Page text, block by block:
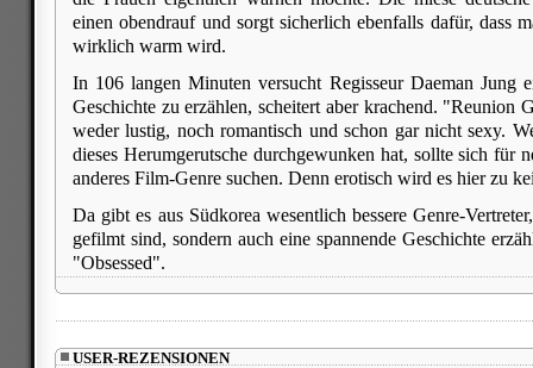
einen obendrauf und sorgt sicherlich ebenfalls dafür, dass
wirklich warm wird.
In 106 langen Minuten versucht Regisseur Daeman Jung
Geschichte zu erzählen, scheitert aber krachend. "Reunion
weder lustig, noch romantisch und schon gar nicht sexy.
dieses Herumgerutsche durchgewunken hat, sollte sich für
anderes Film-Genre suchen. Denn erotisch wird es hier zu
Da gibt es aus Südkorea wesentlich bessere Genre-
gefilmt sind, sondern auch eine spannende Geschichte
"Obsessed".
USER-REZENSIONEN